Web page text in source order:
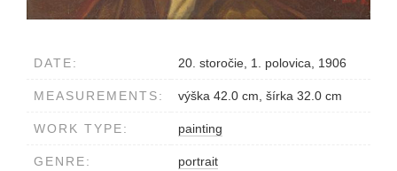
DATE: 20. storočie, 1. polovica, 1906
MEASUREMENTS: výška 42.0 cm, šírka 32.0 cm
WORK TYPE: painting
GENRE: portrait